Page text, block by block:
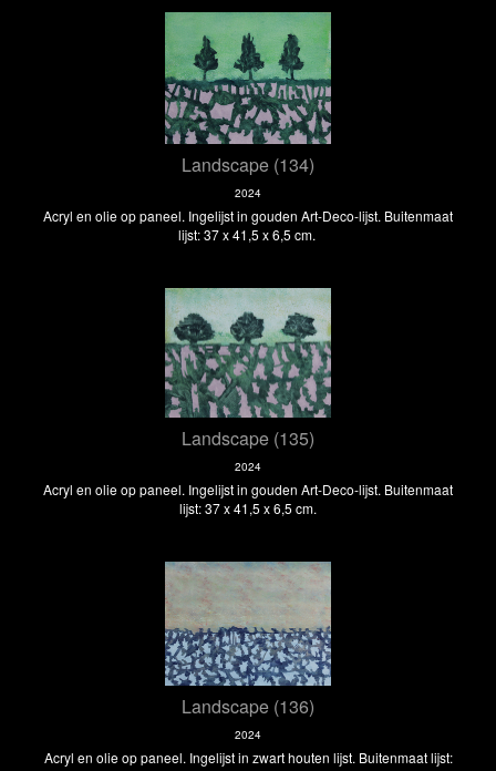
Landscape (134)
2024
Acryl en olie op paneel. Ingelijst in gouden Art-Deco-lijst. Buitenmaat
lijst: 37 x 41,5 x 6,5 cm.
Landscape (135)
2024
Acryl en olie op paneel. Ingelijst in gouden Art-Deco-lijst. Buitenmaat
lijst: 37 x 41,5 x 6,5 cm.
Landscape (136)
2024
Acryl en olie op paneel. Ingelijst in zwart houten lijst. Buitenmaat lijst: